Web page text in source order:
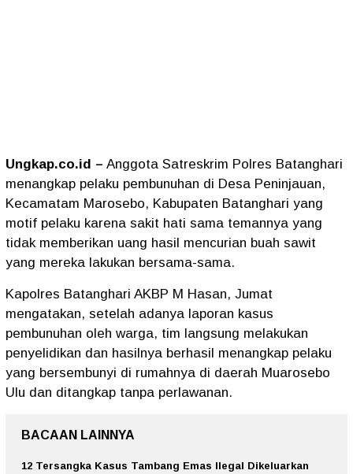
Ungkap.co.id – Anggota Satreskrim Polres Batanghari
menangkap pelaku pembunuhan di Desa Peninjauan,
Kecamatam Marosebo, Kabupaten Batanghari yang
motif pelaku karena sakit hati sama temannya yang
tidak memberikan uang hasil mencurian buah sawit
yang mereka lakukan bersama-sama.
Kapolres Batanghari AKBP M Hasan, Jumat
mengatakan, setelah adanya laporan kasus
pembunuhan oleh warga, tim langsung melakukan
penyelidikan dan hasilnya berhasil menangkap pelaku
yang bersembunyi di rumahnya di daerah Muarosebo
Ulu dan ditangkap tanpa perlawanan.
BACAAN LAINNYA
12 Tersangka Kasus Tambang Emas Ilegal Dikeluarkan